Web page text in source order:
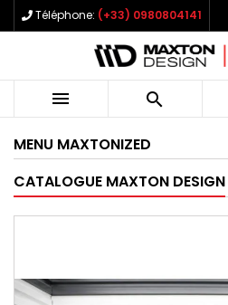
Téléphone: (+33) 0980804141
 
MENU MAXTONIZED
CATALOGUE MAXTON DESIGN